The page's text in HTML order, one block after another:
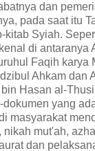
dan
pada saat itu
kitab Syiah.
di antaranya
Faqih karya
Ahkam dan
Hasan al-
yang
masyarakat
nikah mut'ah,
dan